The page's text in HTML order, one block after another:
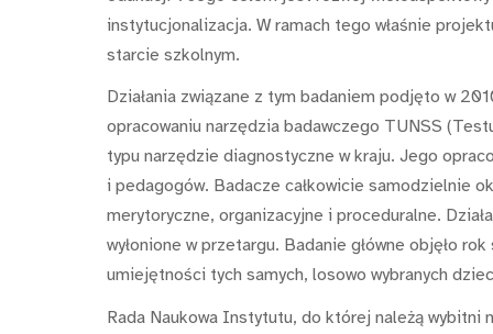
instytucjonalizacja. W ramach tego właśnie
starcie szkolnym.
Działania związane z tym badaniem podjęto w
opracowaniu narzędzia badawczego TUNSS
typu narzędzie diagnostyczne w kraju. Jego
i pedagogów. Badacze całkowicie samodzielnie
merytoryczne, organizacyjne i proceduralne.
wyłonione w przetargu. Badanie główne objęło
umiejętności tych samych, losowo wybranych
Rada Naukowa Instytutu, do której należą wybitni